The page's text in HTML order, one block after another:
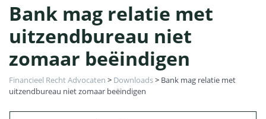
Bank mag relatie met
uitzendbureau niet
zomaar beëindigen
Financieel Recht Advocaten > Downloads> Bank mag relatie met
uitzendbureau niet zomaar beëindigen